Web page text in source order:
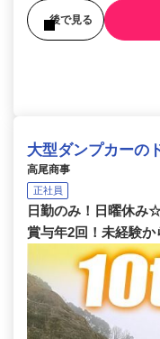
後で見る
大型ダンプカーの
高尾商事
正社員
日勤のみ！日曜休み
賞与年2回！未経験か